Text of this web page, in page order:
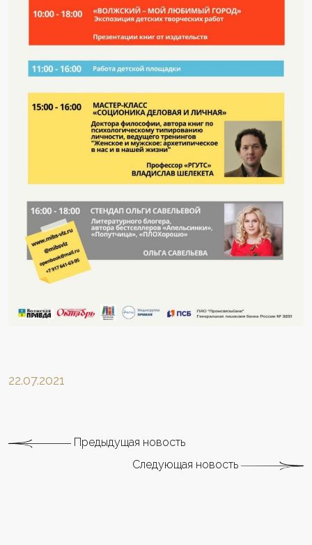
22.07.2021
Предыдущая новость
Следующая новость